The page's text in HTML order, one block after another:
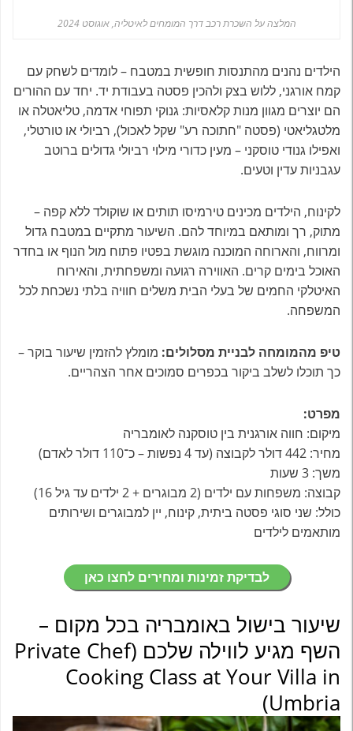
המלצה על השכרת רכב דרך המומחים לאיטליה, אוגוסט 2024
הילדים נהנים מהתנסות חופשית במטבח – לומדים לשחק עם
קמח אורגני, ללוש בצק ולהכין פסטה בעבודת יד. יחד עם ההורים
הם יוצרים מגוון מנות קלאסיות: גנוקי תפוחי אדמה, טליאטלה או
מלטגליאטי (פסטה "חתוכה רע" שקל לאכול), רביולי או טורטלי,
ואפילו גנודי טוסקני – מעין כדורי מילוי רביולי גדולים ברוטב
עגבניות עדין וטעים.
לקינוח, הילדים מכינים טירמיסו תותים או שוקולד ללא קפה –
מתוק, רך ומותאם במיוחד להם. השיעור מתקיים במטבח גדול
ומרווח, והארוחה המוכנה מוגשת בפטיו פתוח מול הנוף או בחדר
האוכל בימים קרים. האווירה רגועה ומשפחתית, והאירוח
האיטלקי החמים של בעלי הבית משלים חוויה בלתי נשכחת לכל
המשפחה.
טיפ מהמומחה לבניית מסלולים: מומלץ להזמין שיעור בוקר –
כך תוכלו לשלב ביקור בכפרים סמוכים אחר הצהריים.
מפרט:
מיקום: חווה אורגנית בין טוסקנה לאומבריה
מחיר: 442 דולר לקבוצה (עד 4 נפשות – כ־110 דולר לאדם)
משך: 3 שעות
קבוצה: משפחות עם ילדים (2 מבוגרים + 2 ילדים עד גיל 16)
כולל: שני סוגי פסטה ביתית, קינוח, יין למבוגרים ושירותים
מותאמים לילדים
לבדיקת זמינות ומחירים לחצו כאן
שיעור בישול באומבריה בכל מקום –
השף מגיע לווילה שלכם (Private Chef
Cooking Class at Your Villa in
Umbria)